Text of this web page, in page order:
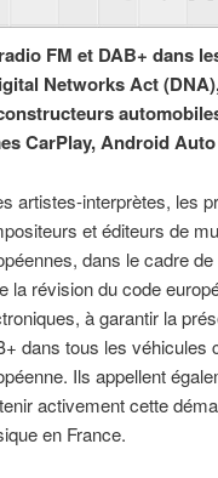
FM et DAB+ dans
Networks Act
CarPlay, Android
artistes-interprètes, les
et éditeurs de
dans le cadre
la révision du code
à garantir la
dans tous les véhicules
Ils appellent
activement cette
en France.